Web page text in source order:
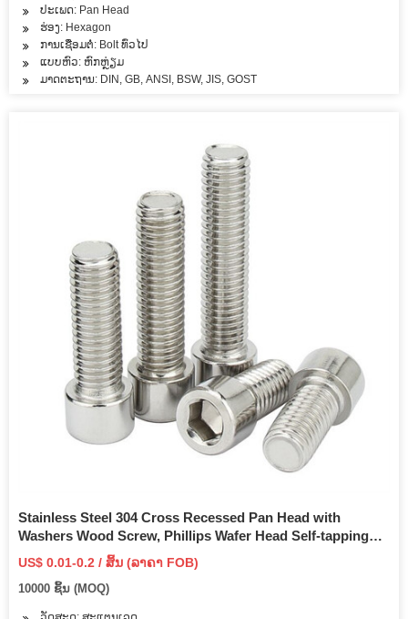
ປະເພດ: Pan Head
ຮ່ອງ: Hexagon
ການເຊື່ອມຕໍ່: Bolt ທົ່ວໄປ
ແບບຫົວ: ຫົກຫຼ່ຽມ
ມາດຕະຖານ: DIN, GB, ANSI, BSW, JIS, GOST
Stainless Steel 304 Cross Recessed Pan Head with
Washers Wood Screw, Phillips Wafer Head Self-tapping
Screw
US$ 0.01-0.2 / ສິ້ນ (ລາຄາ FOB)
10000 ຊິ້ນ (MOQ)